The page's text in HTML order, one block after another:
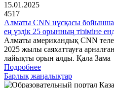
15.01.2025
4517
Алматы CNN нұсқасы
ең үздік 25 орынның тізіміне
Алматы американдық CNN
2025 жылы саяхаттауға
лайықты орын алды. Қала Зама
Подробнее
Барлық жаңалықтар